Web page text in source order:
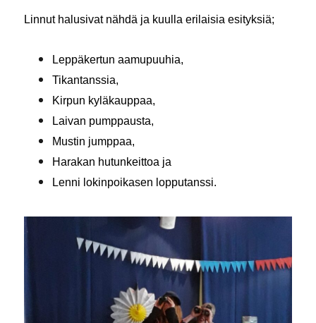
Linnut halusivat nähdä ja kuulla erilaisia esityksiä;
Leppäkertun aamupuuhia,
Tikantanssia,
Kirpun kyläkauppaa,
Laivan pumppausta,
Mustin jumppaa,
Harakan hutunkeittoa ja
Lenni lokinpoikasen lopputanssi.